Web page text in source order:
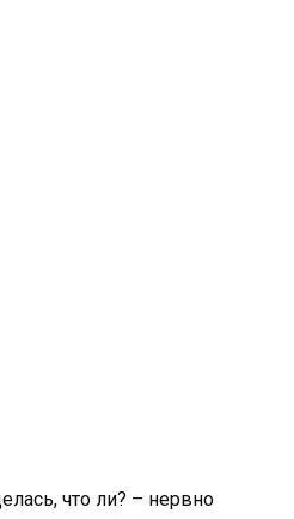
что ли? – нервно